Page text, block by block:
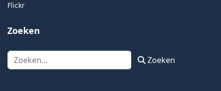
Flickr
Zoeken
Zoeken Zoeken